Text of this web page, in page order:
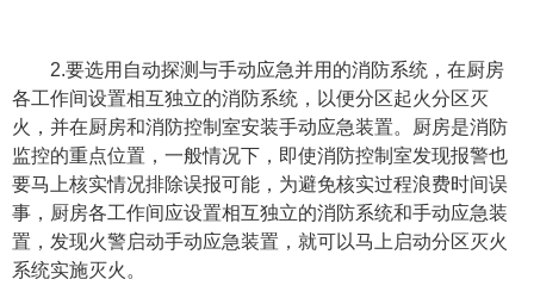
2.要选用自动探测与手动应急并用的消防系统，在厨房
各工作间设置相互独立的消防系统，以便分区起火分区灭
火，并在厨房和消防控制室安装手动应急装置。厨房是消防
监控的重点位置，一般情况下，即使消防控制室发现报警也
要马上核实情况排除误报可能，为避免核实过程浪费时间误
事，厨房各工作间应设置相互独立的消防系统和手动应急装
置，发现火警启动手动应急装置，就可以马上启动分区灭火
系统实施灭火。